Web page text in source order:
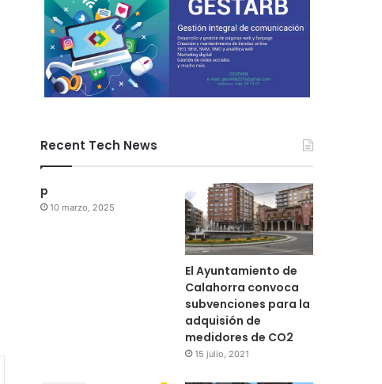
Recent Tech News
p
10 marzo, 2025
El Ayuntamiento de
Calahorra convoca
subvenciones para la
adquisión de
medidores de CO2
15 julio, 2021